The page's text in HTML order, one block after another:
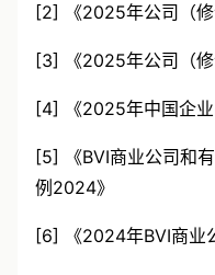
[2] 《2025年公司（
[3] 《2025年公司（
[4] 《2025年中国企
[5] 《BVI商业公司和
例2024》
[6] 《2024年BVI商业